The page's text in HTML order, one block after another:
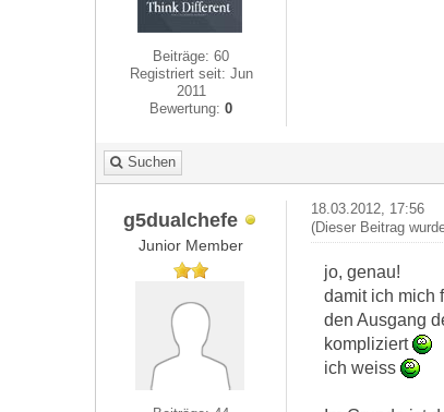
Beiträge: 60
Registriert seit: Jun
2011
Bewertung:0
Suchen
g5dualchefe
Junior Member
18.03.2012, 17:56
(Dieser Beitrag
jo, genau!
damit ich mich
den Ausgang
kompliziert
ich weiss